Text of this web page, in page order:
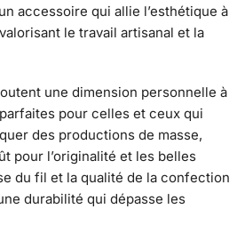
accessoire qui allie l’esthétique à
le travail artisanal et la
une dimension personnelle à
pour celles et ceux qui
des productions de masse,
pour l’originalité et les belles
du fil et la qualité de la confection
durabilité qui dépasse les